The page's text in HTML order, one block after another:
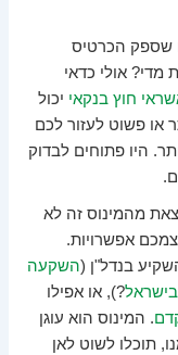
שספק הכרטיס
אולי כדאי
חוץ בנקאי יכול
או פשוט לעזור לכם
היו פתוחים לבדוק
מהמינוס זה לא
אפשרויות.
בנדל"ן (השקעה
?), או אפילו
. המינוס הוא עוגן
תוכלו לשוט לאן